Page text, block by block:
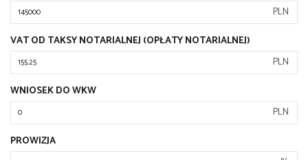
PLN
VAT OD TAKSY NOTARIALNEJ (OPŁATY NOTARIALNEJ)
PLN
WNIOSEK DO WKW
PLN
PROWIZJA